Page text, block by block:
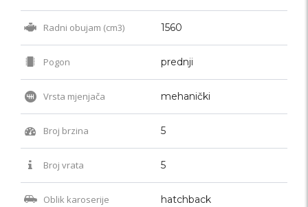
Radni obujam (cm3) 1560
Pogon prednji
Vrsta mjenjača mehanički
Broj brzina 5
Broj vrata 5
Oblik karoserije hatchback